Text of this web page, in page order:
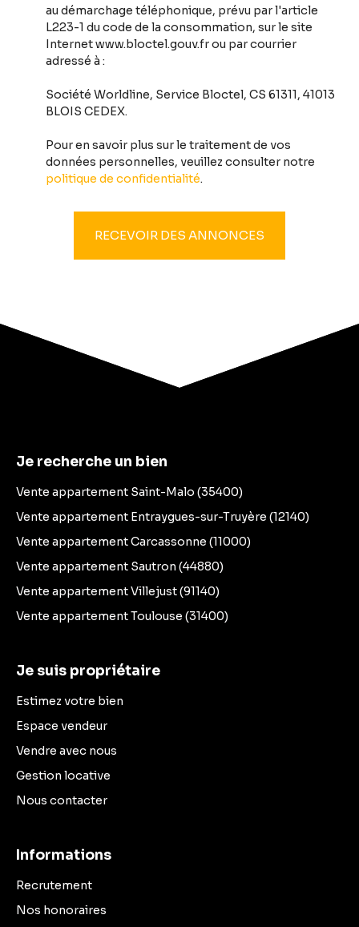
au démarchage téléphonique, prévu par l'article
L223-1 du code de la consommation, sur le site
Internet www.bloctel.gouv.fr ou par courrier
adressé à :
Société Worldline, Service Bloctel, CS 61311, 41013
BLOIS CEDEX.
Pour en savoir plus sur le traitement de vos
données personnelles, veuillez consulter notre
politique de confidentialité.
RECEVOIR DES ANNONCES
Je recherche un bien
Vente appartement Saint-Malo (35400)
Vente appartement Entraygues-sur-Truyère (12140)
Vente appartement Carcassonne (11000)
Vente appartement Sautron (44880)
Vente appartement Villejust (91140)
Vente appartement Toulouse (31400)
Je suis propriétaire
Estimez votre bien
Espace vendeur
Vendre avec nous
Gestion locative
Nous contacter
Informations
Recrutement
Nos honoraires